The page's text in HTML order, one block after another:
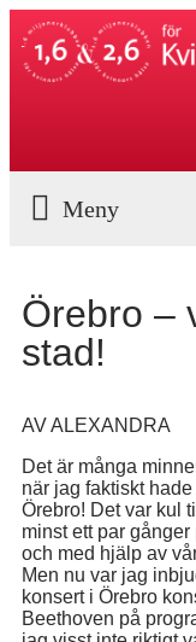
Örebro –
stad!
AV ALEXANDRA
Det är många
när jag faktiskt
Örebro! Det var kul
minst ett par
och med hjälp av
Men nu var jag
konsert i Örebro
Beethoven på